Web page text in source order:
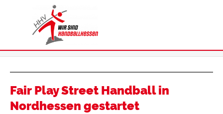
Fair Play Street Handball in
Nordhessen gestartet